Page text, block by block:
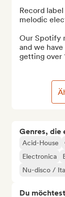
Genres, die
Acid-House
Electronica
Nu-disco /
Du
Record
melodic
Our Spotify
and we
getting over